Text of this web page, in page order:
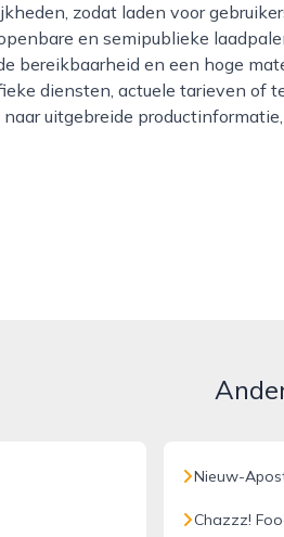
zodat laden voor
en semipublieke
bereikbaarheid en een hoge
diensten, actuele tarieven of
uitgebreide
Nieuw-
Chazzz!